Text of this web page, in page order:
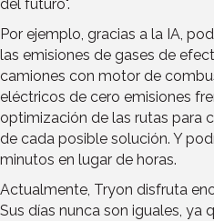
del futuro".
Por ejemplo, gracias a la IA,
las emisiones de gases de
camiones con motor de
eléctricos de cero emisiones
optimización de las rutas para
de cada posible solución. Y
minutos en lugar de horas.
Actualmente, Tryon disfruta
Sus días nunca son iguales, ya